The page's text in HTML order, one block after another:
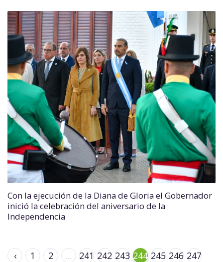
Con la ejecución de la Diana de Gloria el Gobernador
inició la celebración del aniversario de la
Independencia
‹ 1 2 ... 241 242 243 244 245 246 247